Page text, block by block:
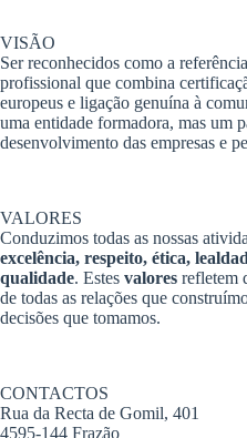
VISÃO
Ser reconhecidos como a
profissional que combina
europeus e ligação genuína à
uma entidade formadora, mas um
desenvolvimento das empresas e
VALORES
Conduzimos todas as nossas
excelência, respeito, ética,
qualidade. Estes valores refletem
de todas as relações que
decisões que tomamos.
CONTACTOS
Rua da Recta de Gomil, 401
4595-144 Frazão